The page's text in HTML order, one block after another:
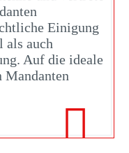
Einigung
auch
Auf die ideale
Mandanten
